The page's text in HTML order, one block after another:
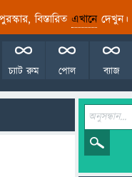
বিস্তারিত এখানেদেখুন।
ব্যাজ
পোল
চ্যাট রুম